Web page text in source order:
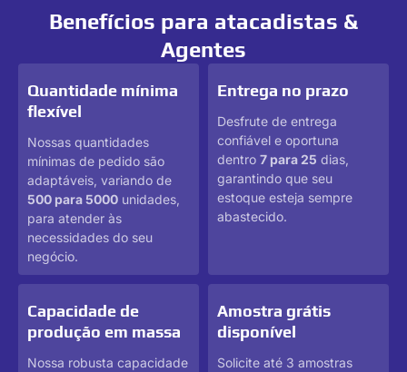
Benefícios para atacadistas &
Agentes
Quantidade mínima
flexível
Nossas quantidades
mínimas de pedido são
adaptáveis, variando de
500 para 5000 unidades,
para atender às
necessidades do seu
negócio.
Entrega no prazo
Desfrute de entrega
confiável e oportuna
dentro 7 para 25 dias,
garantindo que seu
estoque esteja sempre
abastecido.
Capacidade de
produção em massa
Nossa robusta capacidade
Amostra grátis
disponível
Solicite até 3 amostras